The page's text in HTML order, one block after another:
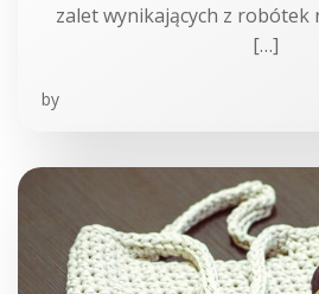
zalet wynikających z robótek
[…]
by